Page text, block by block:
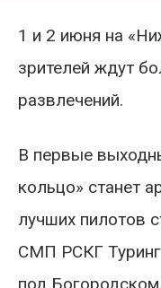
1 и 2 июня на
зрителей ждут
развлечений.
В первые
кольцо» станет
лучших пилотов
СМП РСКГ